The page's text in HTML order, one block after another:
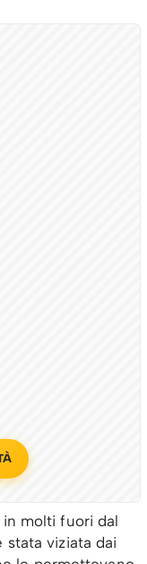
molti fuori dal
stata viziata dai